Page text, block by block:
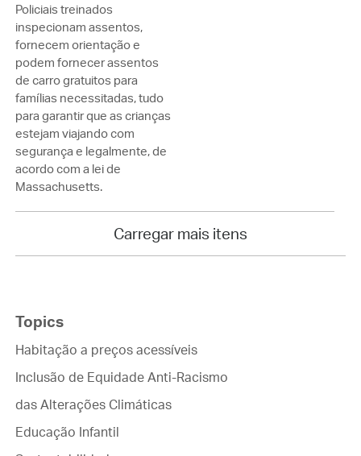
Policiais treinados
inspecionam assentos,
fornecem orientação e
podem fornecer assentos
de carro gratuitos para
famílias necessitadas, tudo
para garantir que as crianças
estejam viajando com
segurança e legalmente, de
acordo com a lei de
Massachusetts.
Carregar mais itens
Topics
Habitação a preços acessíveis
Inclusão de Equidade Anti-Racismo
das Alterações Climáticas
Educação Infantil